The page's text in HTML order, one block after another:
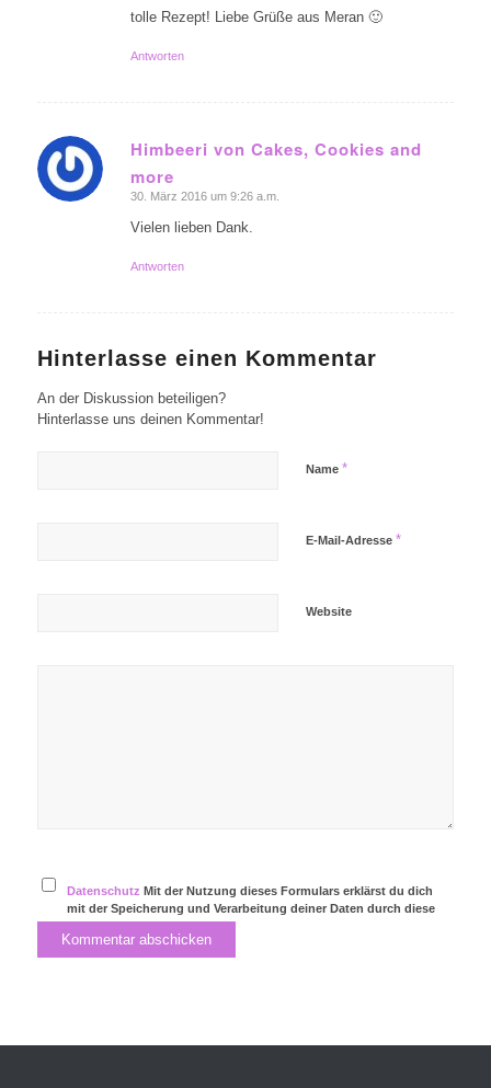
tolle Rezept! Liebe Grüße aus Meran 🙂
Antworten
Himbeeri von Cakes, Cookies and
more
sagte:
30. März 2016 um 9:26 a.m.
Vielen lieben Dank.
Antworten
Hinterlasse einen Kommentar
An der Diskussion beteiligen?
Hinterlasse uns deinen Kommentar!
Name *
E-Mail-Adresse *
Website
Datenschutz Mit der Nutzung dieses Formulars erklärst du dich
mit der Speicherung und Verarbeitung deiner Daten durch diese
Website einverstanden.